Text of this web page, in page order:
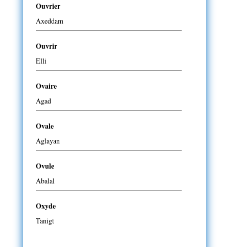
Ouvrier
Axeddam
Ouvrir
Elli
Ovaire
Agad
Ovale
Aglayan
Ovule
Abalal
Oxyde
Tanigt